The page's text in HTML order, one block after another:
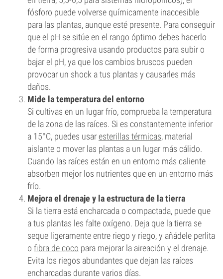
fósforo puede volverse químicamente inaccesible
para las plantas, aunque esté presente. Para conseguir
que el pH se sitúe en el rango óptimo debes hacerlo
de forma progresiva usando productos para subir o
bajar el pH, ya que los cambios bruscos pueden
provocar un shock a tus plantas y causarles más
daños.
Mide la temperatura del entorno
Si cultivas en un lugar frío, comprueba la temperatura
de la zona de las raíces. Si es constantemente inferior
a 15°C, puedes usaresterillas térmicas, material
aislante o mover las plantas a un lugar más cálido.
Cuando las raíces están en un entorno más caliente
absorben mejor los nutrientes que en un entorno más
frío.
Mejora el drenaje y la estructura de la tierra
Si la tierra está encharcada o compactada, puede que
a tus plantas les falte oxígeno. Deja que la tierra se
seque ligeramente entre riego y riego, y añádele perlita
o fibra de coco para mejorar la aireación y el drenaje.
Evita los riegos abundantes que dejan las raíces
encharcadas durante varios días.